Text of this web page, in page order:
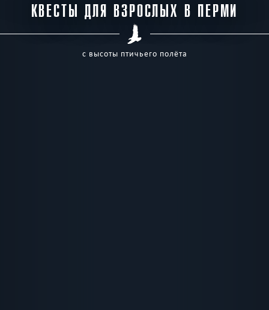
КВЕСТЫ ДЛЯ ВЗРОСЛЫХ В ПЕРМИ
с высоты птичьего полёта